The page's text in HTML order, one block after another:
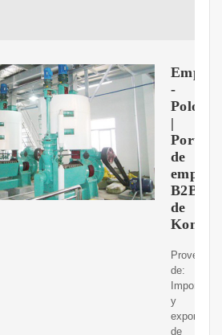
-
Polonia
|
Portal
de
B2B
de
Proveedor
de:
y
de